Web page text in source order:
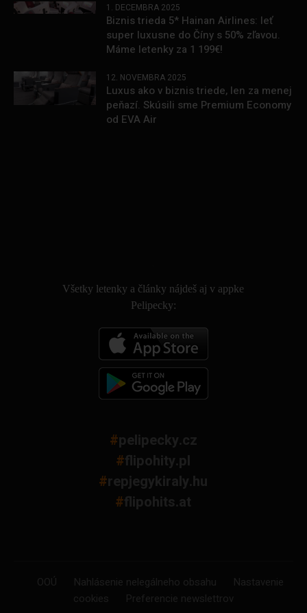
1. DECEMBRA 2025
Biznis trieda 5* Hainan Airlines: leť
super luxusne do Číny s 50% zľavou.
Máme letenky za 1 199€!
12. NOVEMBRA 2025
Luxus ako v biznis triede, len za menej
peňazí. Skúsili sme Premium Economy
od EVA Air
Všetky letenky a články nájdeš aj v appke
Pelipecky:
#pelipecky.cz
#flipohity.pl
#repjegykiraly.hu
#flipohits.at
OOÚ Nahlásenie nelegálneho obsahu
Nastavenie
cookies
Preferencie newslettrov